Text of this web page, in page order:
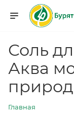
Соль
Аква
Главная